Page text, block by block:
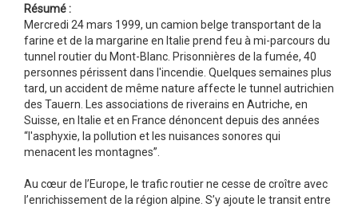
Résumé :
Mercredi 24 mars 1999, un camion belge transportant de la
farine et de la margarine en Italie prend feu à mi-parcours du
tunnel routier du Mont-Blanc. Prisonnières de la fumée, 40
personnes périssent dans l'incendie. Quelques semaines plus
tard, un accident de même nature affecte le tunnel autrichien
des Tauern. Les associations de riverains en Autriche, en
Suisse, en Italie et en France dénoncent depuis des années
“l'asphyxie, la pollution et les nuisances sonores qui
menacent les montagnes”.
Au cœur de l’Europe, le trafic routier ne cesse de croître avec
l’enrichissement de la région alpine. S’y ajoute le transit entre